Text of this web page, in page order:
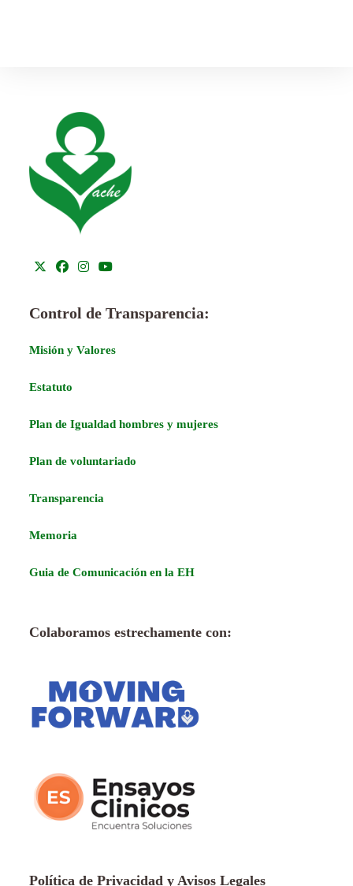
Control de Transparencia:
Misión y Valores
Estatuto
Plan de Igualdad hombres y mujeres
Plan de voluntariado
Transparencia
Memoria
Guia de Comunicación en la EH
Colaboramos estrechamente con:
Política de Privacidad y Avisos Legales